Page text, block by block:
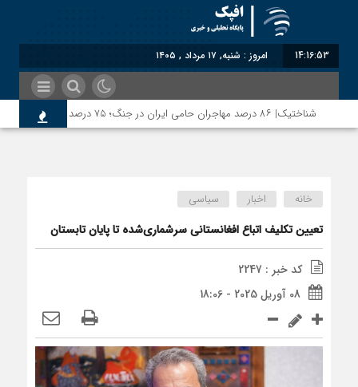
14:16:53 امروز : شنبه, ۱۷ مرداد , ۱۴۰۵
شناختیک| ۸۶ درصد مهاجران حامی ایران در جنگ؛ ۷۵ درصد مهاجران دولت چهاردهم را خیرخواه خود نمی‌دانند
خانه اخبار سیاسی
تعیین تکلیف اتباع افغانستانی سرشماری‌شده تا پایان تابستان
کد خبر : 2247
08 آوریل 2025 - 18:06